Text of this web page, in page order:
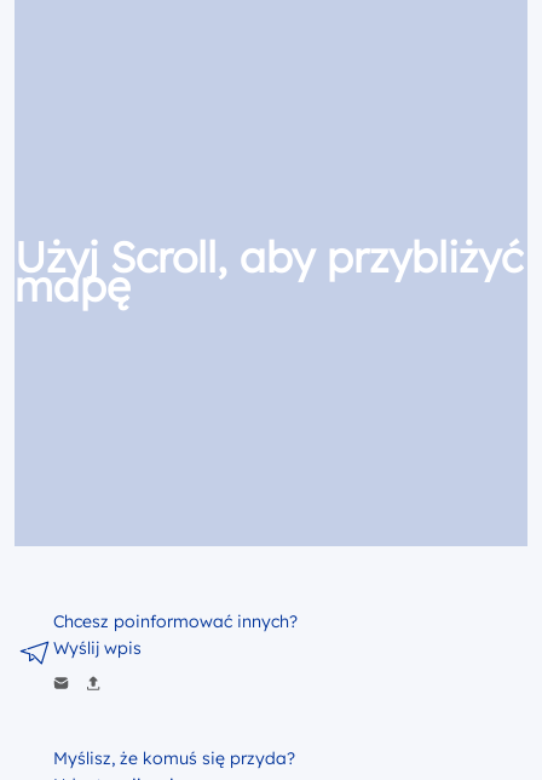
Użyj Scroll, aby przybliżyć
mapę
Myślisz, że komuś się przyda?
Chcesz poinformować innych?
Wyślij wpis